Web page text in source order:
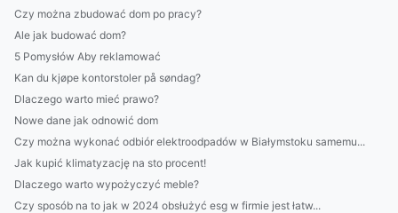
Czy można zbudować dom po pracy?
Ale jak budować dom?
5 Pomysłów Aby reklamować
Kan du kjøpe kontorstoler på søndag?
Dlaczego warto mieć prawo?
Nowe dane jak odnowić dom
Czy można wykonać odbiór elektroodpadów w Białymstoku samemu...
Jak kupić klimatyzację na sto procent!
Dlaczego warto wypożyczyć meble?
Czy sposób na to jak w 2024 obsłużyć esg w firmie jest łatw...